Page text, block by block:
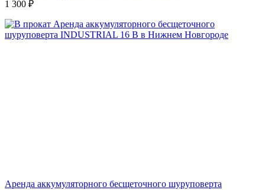
1 300 ₽
Аренда аккумуляторного бесщеточного шуруповерта